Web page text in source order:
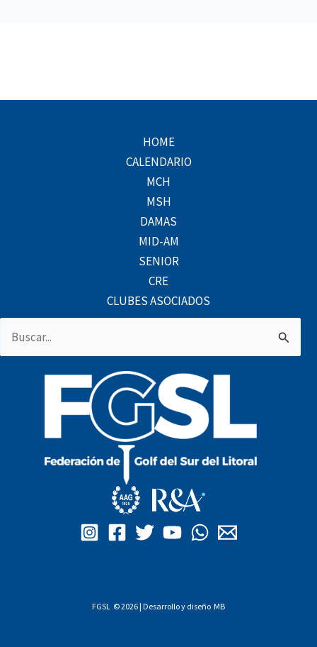
HOME
CALENDARIO
MCH
MSH
DAMAS
MID-AM
SENIOR
CRE
CLUBES ASOCIADOS
Buscar
por:
FGSL © 2026 | Desarrollo y diseño MB